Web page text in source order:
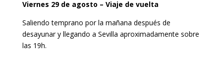
Viernes 29 de agosto – Viaje de vuelta
Saliendo temprano por la mañana después de
desayunar y llegando a Sevilla aproximadamente sobre
las 19h.